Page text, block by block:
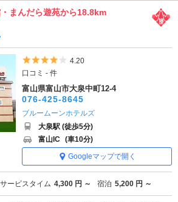
まんだら遊苑から18.8km
5つ星のうち4
4.20
口コミ - 件
富山県富山市大泉中町12-4
076-425-8645
ブルームーンホテルズ
大泉駅 (徒歩5分)
富山IC (車10分)
Googleマップで開く
サービスタイム 4,300 円 ～ 宿泊 5,200 円 ～